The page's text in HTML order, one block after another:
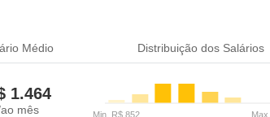
Médio Distribuição dos Salários
1.464
mês